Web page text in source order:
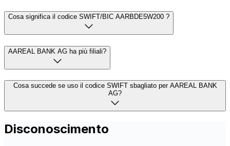
Cosa significa il codice SWIFT/BIC AARBDE5W200 ?
AAREAL BANK AG ha più filiali?
Cosa succede se uso il codice SWIFT sbagliato per AAREAL BANK
AG?
Disconoscimento